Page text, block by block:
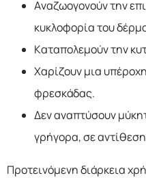
Αναζωογονούν την
κυκλοφορία του
Καταπολεμούν την
Χαρίζουν μια
φρεσκάδας.
Δεν αναπτύσουν
γρήγορα, σε
Προτεινόμενη διάρκεια